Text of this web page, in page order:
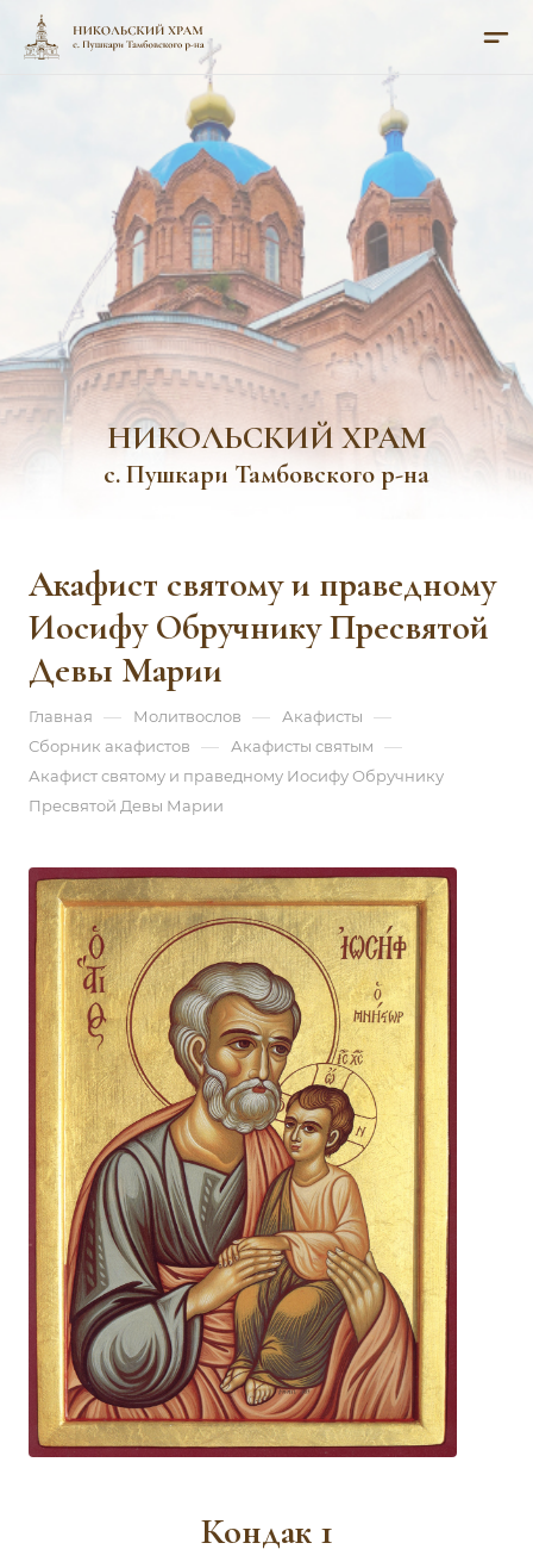
НИКОЛЬСКИЙ ХРАМ
с. Пушкари Тамбовского р-на
Акафист святому и праведному
Иосифу Обручнику Пресвятой
Девы Марии
Главная — Молитвослов — Акафисты —
Сборник акафистов — Акафисты святым —
Акафист святому и праведному Иосифу Обручнику
Пресвятой Девы Марии
Кондак 1